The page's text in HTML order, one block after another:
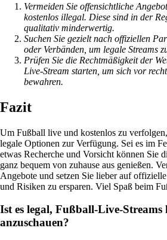
Vermeiden Sie offensichtliche
kostenlos illegal. Diese sind in der
qualitativ minderwertig.
Suchen Sie gezielt nach offiziellen
oder Verbänden, um legale Streams
Prüfen Sie die Rechtmäßigkeit der
Live-Stream starten, um sich vor
bewahren.
Fazit
Um Fußball live und kostenlos zu
legale Optionen zur Verfügung. Sei es im
etwas Recherche und Vorsicht können Sie
ganz bequem von zuhause aus genießen.
Angebote und setzen Sie lieber auf
und Risiken zu ersparen. Viel Spaß beim
Ist es legal, Fußball-Live-
anzuschauen?